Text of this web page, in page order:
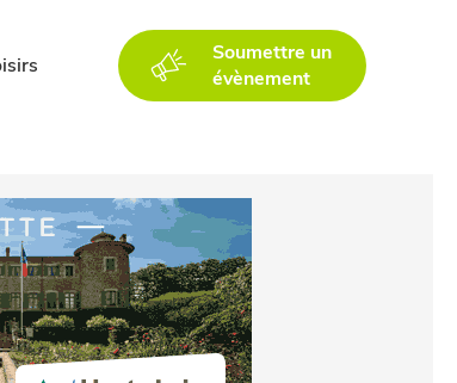
Soumettre un
évènement